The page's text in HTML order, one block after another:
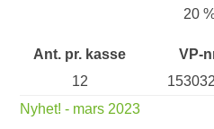
20
Ant. pr. kasse
12
VP-
Nyhet! - mars 2023